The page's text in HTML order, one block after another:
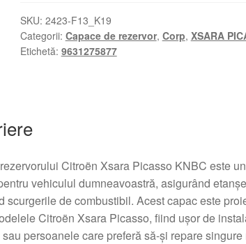
SKU: 2423-F13_K19
Categorii: Capace de rezervor, Corp, XSARA
Etichetă: 9631275877
Citroën Xsara Picasso KNBC este
vehiculul dumneavoastră, asigurând
scurgerile de combustibil. Acest capac este
Citroën Xsara Picasso, fiind ușor de
persoanele care preferă să-și repare